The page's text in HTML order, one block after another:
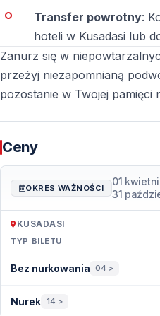
Co należy ze sobą
Wystarczą strój kąpielowy,
dobre nastawienie — sprzęt
Cała wycieczka trwa kilka
Transfer powrotny:
hoteli w Kusadasi lub
Zanurz się w
przeżyj niezapomnianą
pozostanie w Twojej pamięci
Ceny
OKRES WAŻNOŚCI
01
31
KUSADASI
TYP BILETU
Bez nurkowania 04 >
Nurek 14 >